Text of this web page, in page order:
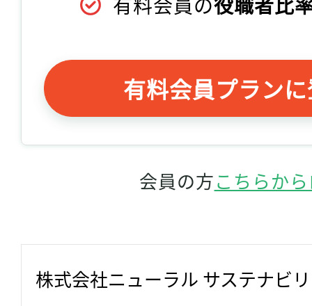
有料会員プラン
会員の方こちらか
株式会社ニューラル サステナビ